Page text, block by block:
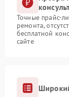
Точные прайс-
ремонта,
бесплатной
сайте